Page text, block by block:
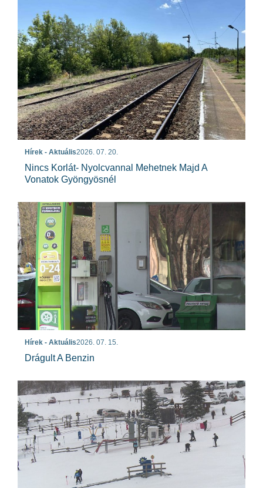
Hírek - Aktuális2026. 07. 20.
Nincs Korlát- Nyolcvannal Mehetnek Majd A
Vonatok Gyöngyösnél
Hírek - Aktuális2026. 07. 15.
Drágult A Benzin